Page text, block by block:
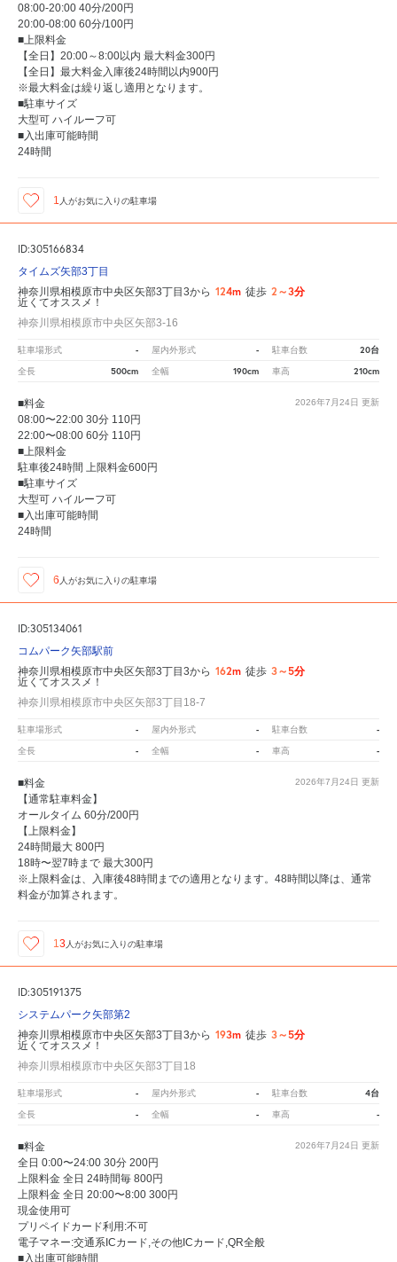
08:00-20:00 40分/200円
20:00-08:00 60分/100円
■上限料金
【全日】20:00～8:00以内 最大料金300円
【全日】最大料金入庫後24時間以内900円
※最大料金は繰り返し適用となります。
■駐車サイズ
大型可 ハイルーフ可
■入出庫可能時間
24時間
1 人がお気に入りの駐車場
ID:305166834
タイムズ矢部3丁目
神奈川県相模原市中央区矢部3丁目3から 124m 徒歩 2～3分
近くてオススメ！
神奈川県相模原市中央区矢部3-16
駐車場形式 - 屋内外形式 - 駐車台数 20台
全長 500cm 全幅 190cm 車高 210cm
2026年7月24日 更新
■料金
08:00〜22:00 30分 110円
22:00〜08:00 60分 110円
■上限料金
駐車後24時間 上限料金600円
■駐車サイズ
大型可 ハイルーフ可
■入出庫可能時間
24時間
6 人がお気に入りの駐車場
ID:305134061
コムパーク矢部駅前
神奈川県相模原市中央区矢部3丁目3から 162m 徒歩 3～5分
近くてオススメ！
神奈川県相模原市中央区矢部3丁目18-7
駐車場形式 - 屋内外形式 - 駐車台数 -
全長 - 全幅 - 車高 -
2026年7月24日 更新
■料金
【通常駐車料金】
オールタイム 60分/200円
【上限料金】
24時間最大 800円
18時〜翌7時まで 最大300円
※上限料金は、入庫後48時間までの適用となります。48時間以降は、通常
料金が加算されます。
13人がお気に入りの駐車場
ID:305191375
システムパーク矢部第2
神奈川県相模原市中央区矢部3丁目3から 193m 徒歩 3～5分
近くてオススメ！
神奈川県相模原市中央区矢部3丁目18
駐車場形式 - 屋内外形式 - 駐車台数 4台
全長 - 全幅 - 車高 -
2026年7月24日 更新
■料金
全日 0:00〜24:00 30分 200円
上限料金 全日 24時間毎 800円
上限料金 全日 20:00〜8:00 300円
現金使用可
プリペイドカード利用:不可
電子マネー:交通系ICカード,その他ICカード,QR全般
■入出庫可能時間